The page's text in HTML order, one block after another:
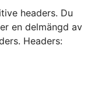
headers. Du
en delmängd av
Headers: